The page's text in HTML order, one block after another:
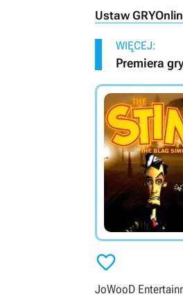
Ustaw
WIĘCEJ:
Premiera

JoWooD